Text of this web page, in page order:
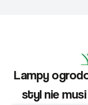
Lampy
styl nie